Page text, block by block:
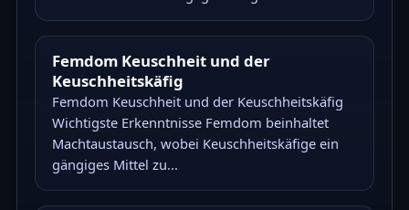
Femdom Keuschheit und der
Keuschheitskäfig
Femdom Keuschheit und der Keuschheitskäfig
Wichtigste Erkenntnisse Femdom beinhaltet
Machtaustausch, wobei Keuschheitskäfige ein
gängiges Mittel zu...